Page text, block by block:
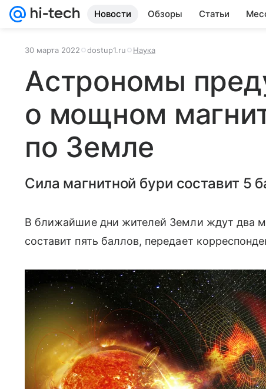
Новости Обзоры Статьи
30 марта 2022 dostup1.ru Наука
Астрономы
о мощном
по Земле
Сила магнитной бури составит 5
В ближайшие дни жителей Земли ждут два
составит пять баллов, передает